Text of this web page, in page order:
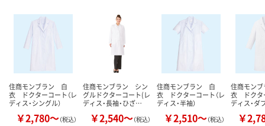
住商モンブラン 白
衣 ドクターコート（レ
ディス・シングル）
￥2,780～（税込）
住商モンブラン シン
グルドクターコート(レ
ディス・長袖・ひざ…
￥2,540～（税込）
住商モンブラン 白
衣 ドクターコート（レ
ディス・半袖）
￥2,510～（税込）
住商モン
衣 ドクタ
ディス・ダ
￥